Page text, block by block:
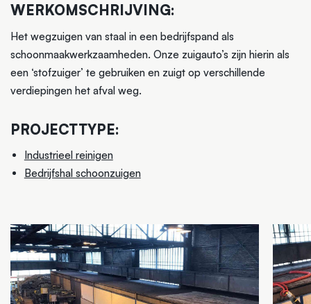
WERKOMSCHRIJVING:
Het wegzuigen van staal in een bedrijfspand als
schoonmaakwerkzaamheden. Onze zuigauto’s zijn hierin als
een ‘stofzuiger’ te gebruiken en zuigt op verschillende
verdiepingen het afval weg.
PROJECTTYPE:
Industrieel reinigen
Bedrijfshal schoonzuigen